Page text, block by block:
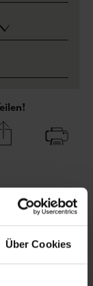
Über Cookies